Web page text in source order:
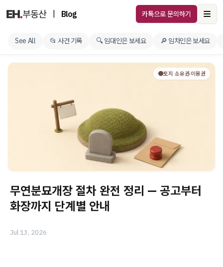
Blog 카톡으로 문의하기
See All 📂 사건 기록 🔍 임대인은 보세요 🔎 임차인은 보세요
🟤토지 소유권·이용권
무연분묘개장 절차 완전 정리 — 공고부터
화장까지 단계별 안내
Jul 13, 2026